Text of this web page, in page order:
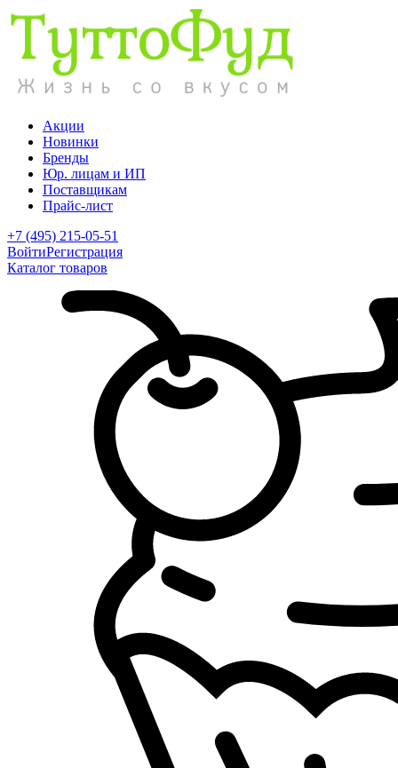
Акции
Новинки
Бренды
Юр. лицам и ИП
Поставщикам
Прайс-лист
+7 (495) 215-05-51
ВойтиРегистрация
Каталог товаров